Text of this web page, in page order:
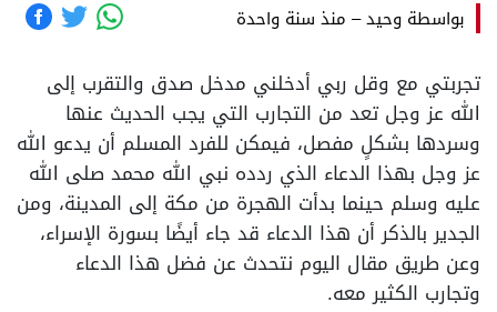
بواسطة وحيد– منذ سنة واحدة
تجربتي مع وقل ربي أدخلني مدخل صدق والتقرب إلى
الله عز وجل تعد من التجارب التي يجب الحديث عنها
وسردها بشكلٍ مفصل، فيمكن للفرد المسلم أن يدعو الله
عز وجل بهذا الدعاء الذي ردده نبي الله محمد صلى الله
عليه وسلم حينما بدأت الهجرة من مكة إلى المدينة، ومن
الجدير بالذكر أن هذا الدعاء قد جاء أيضًا بسورة الإسراء،
وعن طريق مقال اليوم نتحدث عن فضل هذا الدعاء
وتجارب الكثير معه.